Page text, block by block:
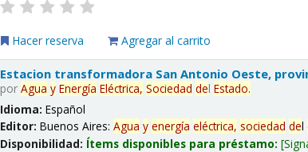
Hacer reserva Agregar al carrito
Estacion transformadora San Antonio Oeste,
porAgua y Energía Eléctrica, Sociedad delEstado.
Idioma:Español
Editor:Buenos Aires:Agua y energía eléctrica, sociedad del
Disponibilidad: Ítems disponibles para préstamo: